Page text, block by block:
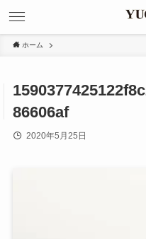
ホーム
86606af
2020年5月25日